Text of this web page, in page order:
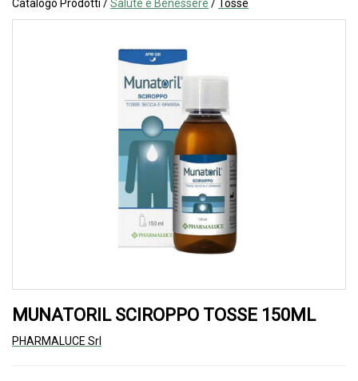
Catalogo Prodotti /Salute e Benessere /Tosse
MUNATORIL SCIROPPO TOSSE 150ML
PHARMALUCE Srl